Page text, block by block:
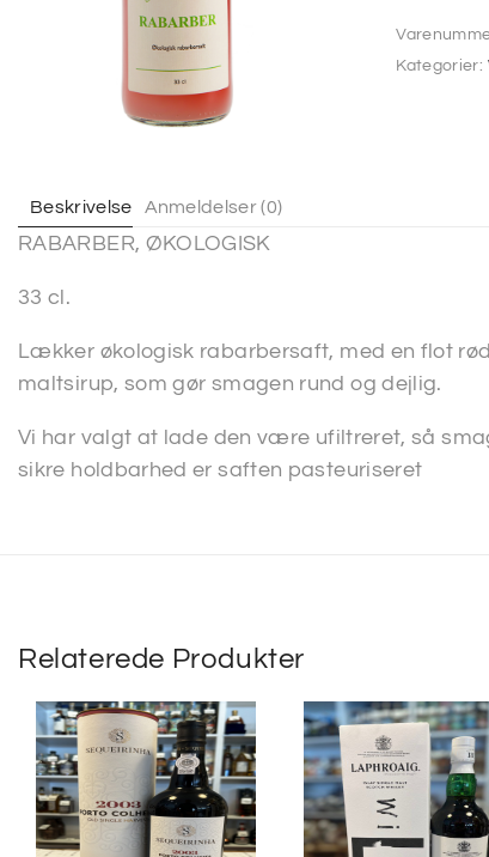
Kategorier:
Beskrivelse Anmeldelser (0)
RABARBER, ØKOLOGISK
33 cl.
Lækker økologisk rabarbersaft, med en flot
maltsirup, som gør smagen rund og dejlig.
Vi har valgt at lade den være ufiltreret, så
sikre holdbarhed er saften pasteuriseret
Relaterede Produkter